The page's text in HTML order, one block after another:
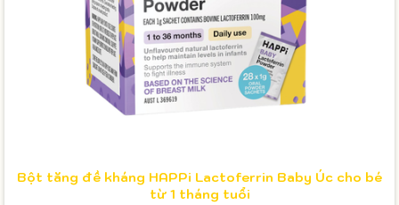
Bột tăng đề kháng HAPPi Lactoferrin Baby Úc cho bé
từ 1 tháng tuổi